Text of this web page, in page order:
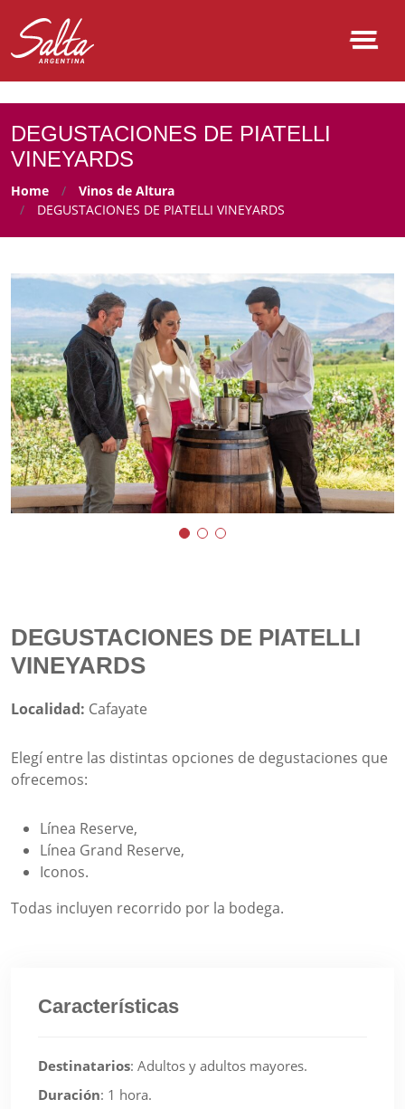
DEGUSTACIONES DE PIATELLI
VINEYARDS
Home
Vinos de Altura
DEGUSTACIONES DE PIATELLI VINEYARDS
DEGUSTACIONES DE PIATELLI
VINEYARDS
Localidad: Cafayate
Elegí entre las distintas opciones de degustaciones que
ofrecemos:
Línea Reserve,
Línea Grand Reserve,
Iconos.
Todas incluyen recorrido por la bodega.
Características
Destinatarios: Adultos y adultos mayores.
Duración: 1 hora.